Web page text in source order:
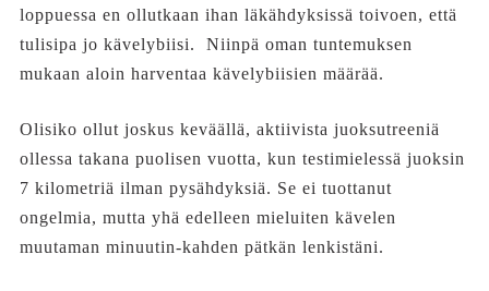
loppuessa en ollutkaan ihan läkähdyksissä toivoen, että
tulisipa jo kävelybiisi. Niinpä oman tuntemuksen
mukaan aloin harventaa kävelybiisien määrää.
Olisiko ollut joskus keväällä, aktiivista juoksutreeniä
ollessa takana puolisen vuotta, kun testimielessä juoksin
7 kilometriä ilman pysähdyksiä. Se ei tuottanut
ongelmia, mutta yhä edelleen mieluiten kävelen
muutaman minuutin-kahden pätkän lenkistäni.